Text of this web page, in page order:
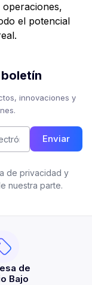
el potencial
innovaciones y
Enviar
de privacidad y
nuestra parte.
de
Bajo